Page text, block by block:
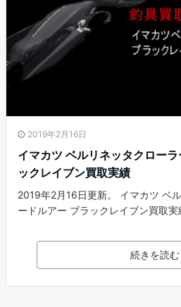
2019年2月16日
イマカツ ベルリネッタクロー
ックレイブン買取実績
2019年2月16日更新。 イマカツ ベ
ードルアー ブラックレイブン買取
続きを読む